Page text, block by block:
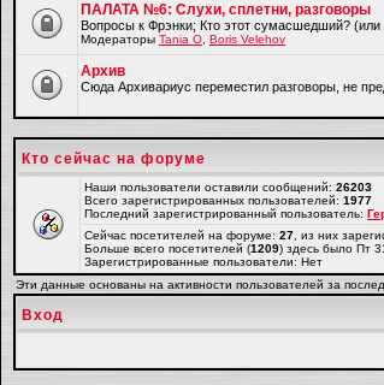
ПАЛАТА №6: Слухи, сплетни, разговоры
Вопросы к Фрэнки; Кто этот сумасшедший?
Модераторы Tania O Boris Velehov
Архив
Cюда Архивариус переместил разговоры, не
Кто сейчас на форуме
Наши пользователи оставили сообщений: 26203
Всего зарегистрированных пользователей: 1977
Последний зарегистрированный пользователь:
Сейчас посетителей на форуме: 27 , из них
Больше всего посетителей (1209) здесь было Пт
Зарегистрированные пользователи: Нет
Эти данные основаны на активности пользователей за
Вход